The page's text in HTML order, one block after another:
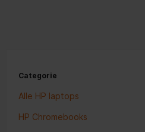
Categorie
Alle HP laptops
HP Chromebooks